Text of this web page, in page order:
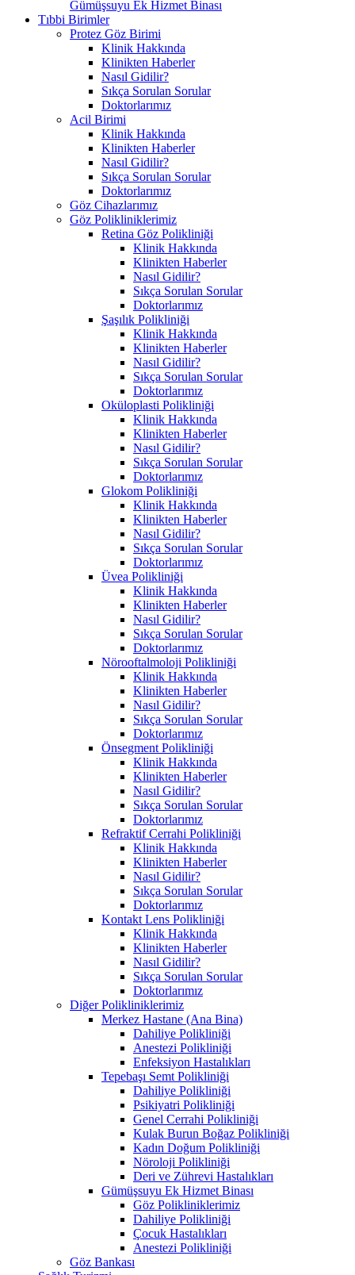
Gümüşsuyu Ek Hizmet Binası
Tıbbi Birimler
Protez Göz Birimi
Klinik Hakkında
Klinikten Haberler
Nasıl Gidilir?
Sıkça Sorulan Sorular
Doktorlarımız
Acil Birimi
Klinik Hakkında
Klinikten Haberler
Nasıl Gidilir?
Sıkça Sorulan Sorular
Doktorlarımız
Göz Cihazlarımız
Göz Polikliniklerimiz
Retina Göz Polikliniği
Klinik Hakkında
Klinikten Haberler
Nasıl Gidilir?
Sıkça Sorulan Sorular
Doktorlarımız
Şaşılık Polikliniği
Klinik Hakkında
Klinikten Haberler
Nasıl Gidilir?
Sıkça Sorulan Sorular
Doktorlarımız
Oküloplasti Polikliniği
Klinik Hakkında
Klinikten Haberler
Nasıl Gidilir?
Sıkça Sorulan Sorular
Doktorlarımız
Glokom Polikliniği
Klinik Hakkında
Klinikten Haberler
Nasıl Gidilir?
Sıkça Sorulan Sorular
Doktorlarımız
Üvea Polikliniği
Klinik Hakkında
Klinikten Haberler
Nasıl Gidilir?
Sıkça Sorulan Sorular
Doktorlarımız
Nörooftalmoloji Polikliniği
Klinik Hakkında
Klinikten Haberler
Nasıl Gidilir?
Sıkça Sorulan Sorular
Doktorlarımız
Önsegment Polikliniği
Klinik Hakkında
Klinikten Haberler
Nasıl Gidilir?
Sıkça Sorulan Sorular
Doktorlarımız
Refraktif Cerrahi Polikliniği
Klinik Hakkında
Klinikten Haberler
Nasıl Gidilir?
Sıkça Sorulan Sorular
Doktorlarımız
Kontakt Lens Polikliniği
Klinik Hakkında
Klinikten Haberler
Nasıl Gidilir?
Sıkça Sorulan Sorular
Doktorlarımız
Diğer Polikliniklerimiz
Merkez Hastane (Ana Bina)
Dahiliye Polikliniği
Anestezi Polikliniği
Enfeksiyon Hastalıkları
Tepebaşı Semt Polikliniği
Dahiliye Polikliniği
Psikiyatri Polikliniği
Genel Cerrahi Polikliniği
Kulak Burun Boğaz Polikliniği
Kadın Doğum Polikliniği
Nöroloji Polikliniği
Deri ve Zührevi Hastalıkları
Gümüşsuyu Ek Hizmet Binası
Göz Polikliniklerimiz
Dahiliye Polikliniği
Çocuk Hastalıkları
Anestezi Polikliniği
Göz Bankası